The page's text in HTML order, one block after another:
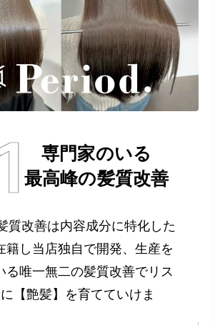
専門家のいる
最高峰の髪質改善
質改善は内容成分に特化した
籍し当店独自で開発、生産を
る唯一無二の髪質改善でリス
【艶髪】を育てていけま